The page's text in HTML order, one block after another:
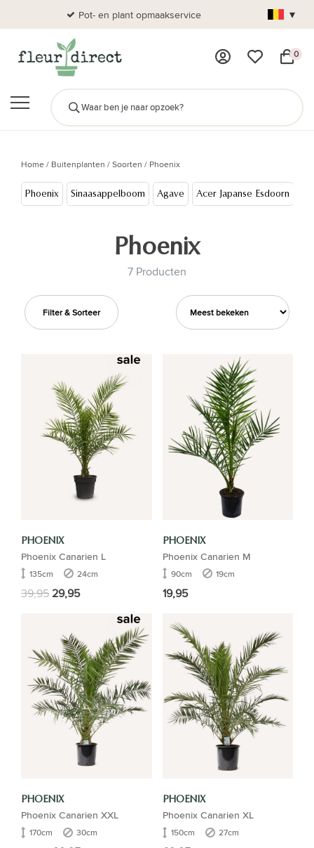
Pot- en plant opmaakservice ▾
0
Home/ Buitenplanten /Soorten / Phoenix
Phoenix Sinaasappelboom Agave Acer Japanse Esdoorn
Phoenix
7 Producten
Filter & Sorteer
PHOENIX
Phoenix Canarien L
135cm 24cm
39,9529,95
PHOENIX
Phoenix Canarien M
90cm 19cm
19,95
PHOENIX
Phoenix Canarien XXL
170cm 30cm
PHOENIX
Phoenix Canarien XL
150cm 27cm